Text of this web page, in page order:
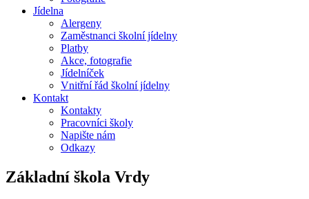
Jídelna
Alergeny
Zaměstnanci školní jídelny
Platby
Akce, fotografie
Jídelníček
Vnitřní řád školní jídelny
Kontakt
Kontakty
Pracovníci školy
Napište nám
Odkazy
Základní škola Vrdy